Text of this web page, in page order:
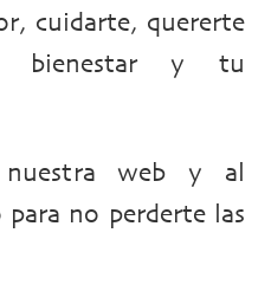
cuidarte, quererte
bienestar y tu
nuestra web y al
no perderte las